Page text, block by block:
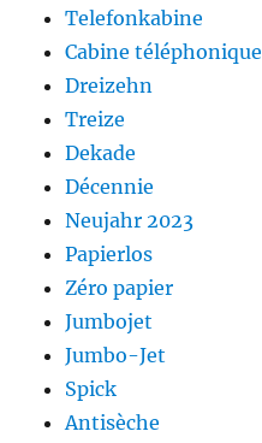
Telefonkabine
Cabine téléphonique
Dreizehn
Treize
Dekade
Décennie
Neujahr 2023
Papierlos
Zéro papier
Jumbojet
Jumbo-Jet
Spick
Antisèche